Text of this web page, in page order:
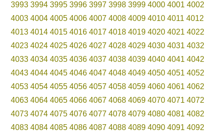
3993 3994 3995 3996 3997 3998 3999 4000 4001 4002
4003 4004 4005 4006 4007 4008 4009 4010 4011 4012
4013 4014 4015 4016 4017 4018 4019 4020 4021 4022
4023 4024 4025 4026 4027 4028 4029 4030 4031 4032
4033 4034 4035 4036 4037 4038 4039 4040 4041 4042
4043 4044 4045 4046 4047 4048 4049 4050 4051 4052
4053 4054 4055 4056 4057 4058 4059 4060 4061 4062
4063 4064 4065 4066 4067 4068 4069 4070 4071 4072
4073 4074 4075 4076 4077 4078 4079 4080 4081 4082
4083 4084 4085 4086 4087 4088 4089 4090 4091 4092